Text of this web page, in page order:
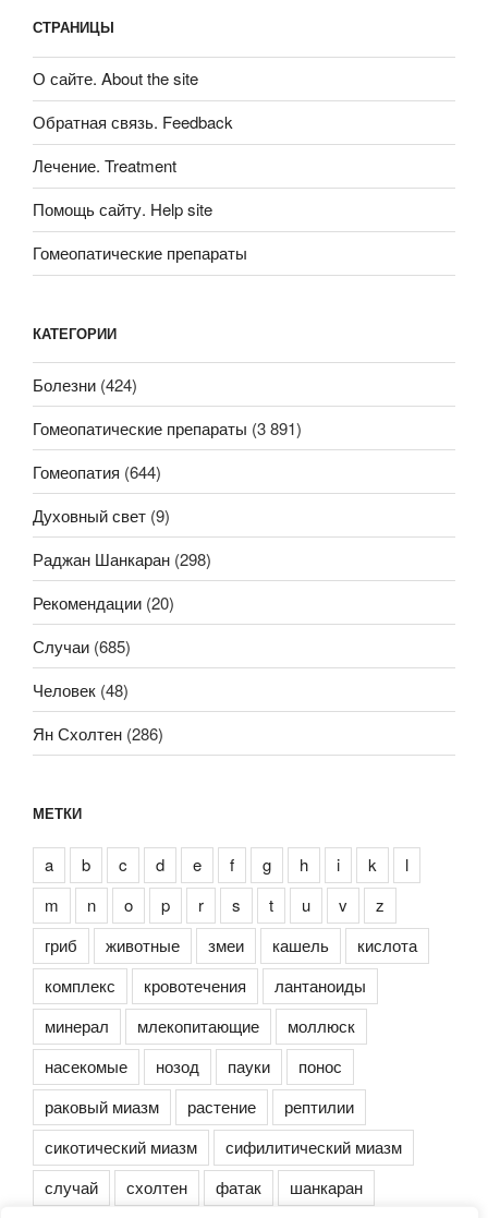
СТРАНИЦЫ
О сайте. About the site
Обратная связь. Feedback
Лечение. Treatment
Помощь сайту. Help site
Гомеопатические препараты
КАТЕГОРИИ
Болезни (424)
Гомеопатические препараты (3 891)
Гомеопатия (644)
Духовный свет (9)
Раджан Шанкаран (298)
Рекомендации (20)
Случаи (685)
Человек (48)
Ян Схолтен (286)
МЕТКИ
a b c d e f g h i k
l
m
n o p r s t u v
z
гриб
животные змеи кашель
кислота
комплекс
кровотечения
лантаноиды
минерал
млекопитающие
моллюск
насекомые
нозод пауки
понос
раковый миазм
растение
рептилии
сикотический миазм
сифилитический миазм
случай
схолтен фатак шанкаран